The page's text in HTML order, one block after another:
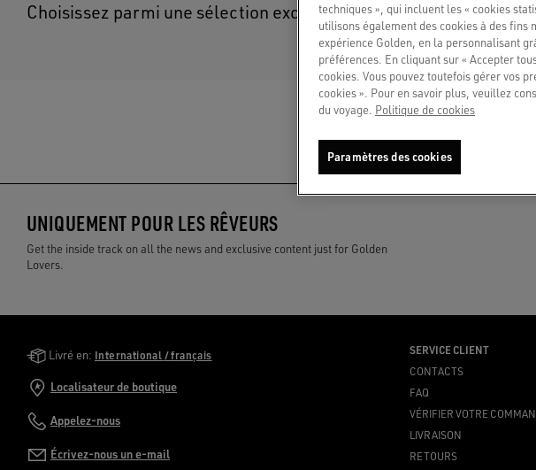
Choisissez parmi une sélection exclusive de produits conçue
UNIQUEMENT POUR LES RÊVEURS
Get the inside track on all the news and exclusive content just for Golden
Lovers.
Golden Goose Services
Livré en: International / français
Localisateur de boutique
Appelez-nous
Écrivez-nous un e-mail
SERVICE CLIENT
CONTACTS
FAQ
VÉRIFIER VOTRE
LIVRAISON
RETOURS
techniques », qui incluent les « cookies
utilisons également des cookies à des
expérience Golden, en la personnalisant
préférences. En cliquant sur « Accepter
cookies. Vous pouvez toutefois gérer vos
cookies ». Pour en savoir plus, veuillez
du voyage. Politique de cookies
Paramètres des cookies